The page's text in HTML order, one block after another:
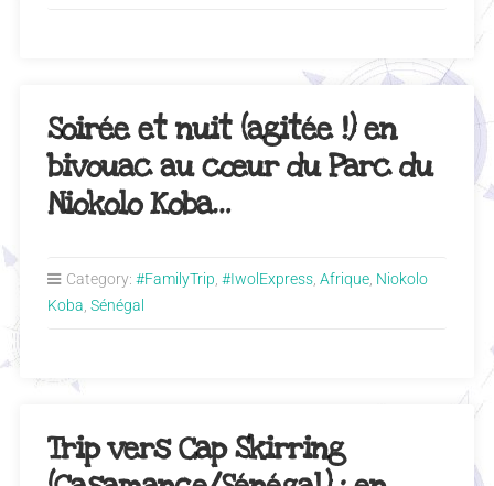
Soirée et nuit (agitée !) en
bivouac au cœur du Parc du
Niokolo Koba…
Category: #FamilyTrip, #IwolExpress, Afrique, Niokolo
Koba, Sénégal
Trip vers Cap Skirring